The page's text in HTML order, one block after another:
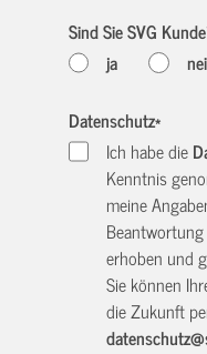
Sind Sie SVG
ja
Datenschutz*
Ich habe die
Kenntnis
meine
erhoben und
Sie können
die Zukunft